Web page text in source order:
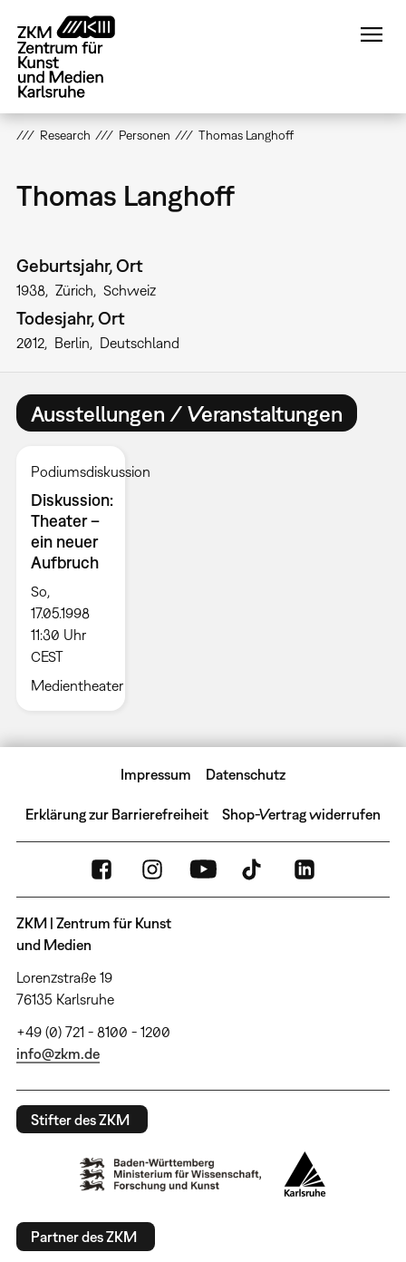
zum
Inhalt
Research Personen Thomas Langhoff
Thomas Langhoff
Geburtsjahr, Ort
1938 Zürich Schweiz
Todesjahr, Ort
2012 Berlin Deutschland
Ausstellungen / Veranstaltungen
Podiumsdiskussion
Diskussion:
Theater –
ein neuer
Aufbruch
So,
17.05.1998
11:30 Uhr
CEST
Medientheater
Impressum Datenschutz
Erklärung zur Barrierefreiheit Shop-Vertrag widerrufen
ZKM | Zentrum für Kunst
und Medien
Lorenzstraße 19
76135 Karlsruhe
+49 (0) 721 - 8100 - 1200
info@zkm.de
Stifter des ZKM
Partner des ZKM